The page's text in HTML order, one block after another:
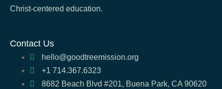
Christ-centered education.
Contact Us
hello@goodtreemission.org
+1 714.367.6323
8682 Beach Blvd #201, Buena Park, CA 90620